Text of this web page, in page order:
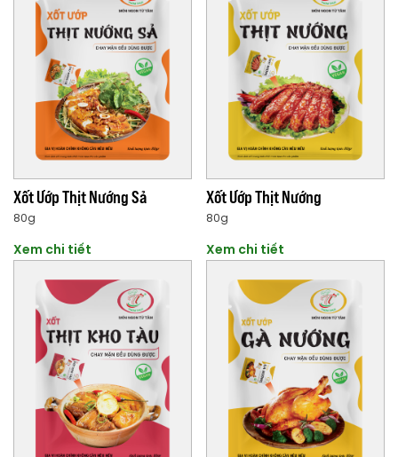
Xốt Ướp Thịt Nướng Sả
80g
Xem chi tiết
Xốt Ướp Thịt Nướng
80g
Xem chi tiết